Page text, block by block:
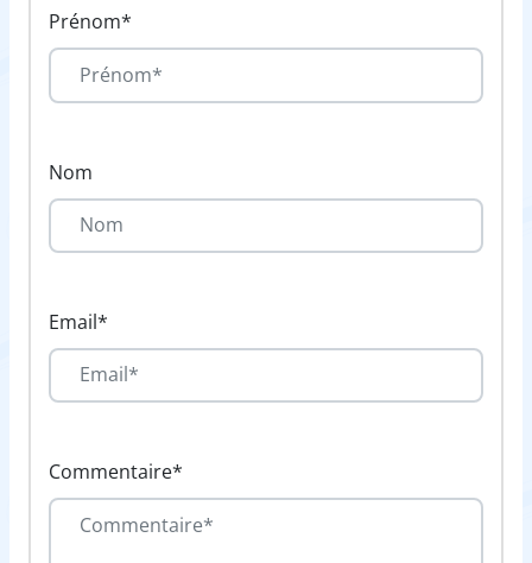
Prénom*
Nom
Email*
Commentaire*